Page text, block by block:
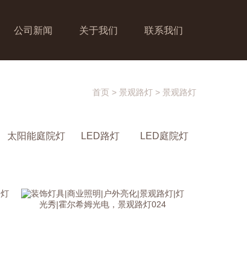
公司新闻 关于我们 联系我们
首页 > 景观路灯 > 景观路灯
太阳能庭院灯 LED路灯 LED庭院灯